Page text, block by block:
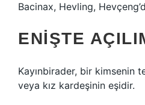
Bacinax, Hevling,
ENIŞTE
Kayınbirader, bir kimsenin
veya kız kardeşinin eşidir.